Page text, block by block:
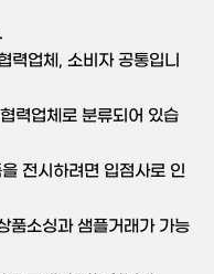
력업체, 소비자 공통입니
력업체로 분류되어 있습
전시하려면 입점사로 인
품소싱과 샘플거래가 가능